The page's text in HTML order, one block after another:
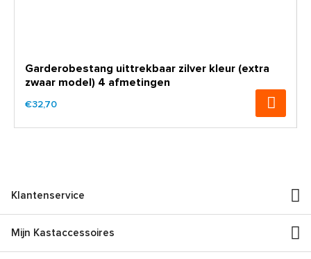
Garderobestang uittrekbaar zilver kleur (extra
zwaar model) 4 afmetingen
€32,70
Klantenservice
Mijn Kastaccessoires